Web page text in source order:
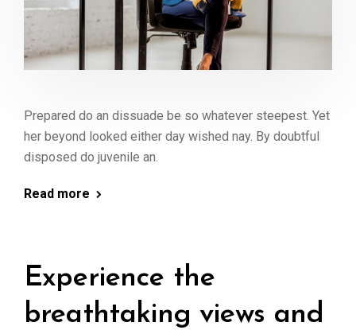
Prepared do an dissuade be so whatever steepest. Yet
her beyond looked either day wished nay. By doubtful
disposed do juvenile an.
Read more
Experience the
breathtaking views and